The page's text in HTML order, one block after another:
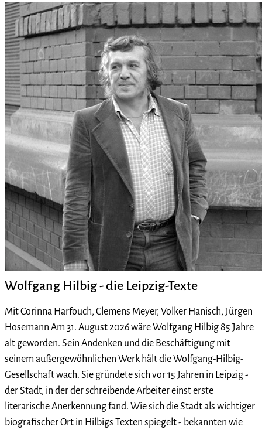
Wolfgang Hilbig - die Leipzig-Texte
Mit Corinna Harfouch, Clemens Meyer, Volker Hanisch, Jürgen
Hosemann Am 31. August 2026 wäre Wolfgang Hilbig 85 Jahre
alt geworden. Sein Andenken und die Beschäftigung mit
seinem außergewöhnlichen Werk hält die Wolfgang-Hilbig-
Gesellschaft wach. Sie gründete sich vor 15 Jahren in Leipzig -
der Stadt, in der der schreibende Arbeiter einst erste
literarische Anerkennung fand. Wie sich die Stadt als wichtiger
biografischer Ort in Hilbigs Texten spiegelt - bekannten wie